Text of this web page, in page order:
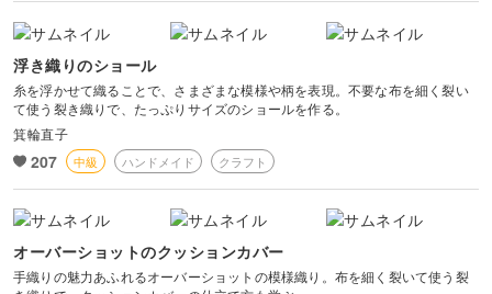
浮き織りのショール
糸を浮かせて織ることで、さまざまな模様や柄を表現。不要な布を細く裂い
て使う裂き織りで、たっぷりサイズのショールを作る。
箕輪直子
207 中級 ハンドメイド クラフト
オーバーショットのクッションカバー
手織りの魅力あふれるオーバーショットの模様織り。布を細く裂いて使う裂